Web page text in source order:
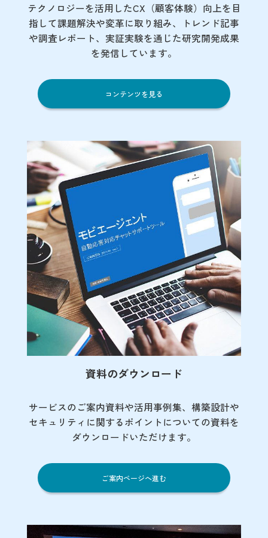
テクノロジーを活用したCX（顧客体験）向上を目
指して課題解決や変革に取り組み、トレンド記事
や調査レポート、実証実験を通じた研究開発成果
を発信しています。
コンテンツを見る
資料のダウンロード
サービスのご案内資料や活用事例集、 構築設計や
セキュリティに関するポイントについての資料を
ダウンロードいただけます。
ご案内ページへ進む